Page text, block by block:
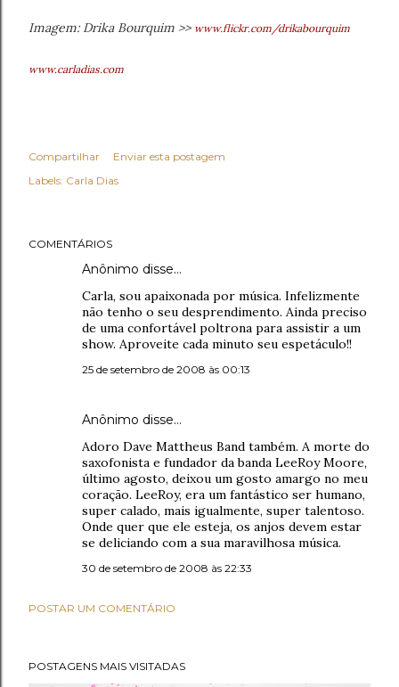
Imagem: Drika Bourquim >> www.flickr.com/drikabourquim
www.carladias.com
Compartilhar
Enviar esta postagem
Labels: Carla Dias
COMENTÁRIOS
Anônimo disse…
Carla, sou apaixonada por música. Infelizmente
não tenho o seu desprendimento. Ainda preciso
de uma confortável poltrona para assistir a um
show. Aproveite cada minuto seu espetáculo!!
25 de setembro de 2008 às 00:13
Anônimo disse…
Adoro Dave Mattheus Band também. A morte do
saxofonista e fundador da banda LeeRoy Moore,
último agosto, deixou um gosto amargo no meu
coração. LeeRoy, era um fantástico ser humano,
super calado, mais igualmente, super talentoso.
Onde quer que ele esteja, os anjos devem estar
se deliciando com a sua maravilhosa música.
30 de setembro de 2008 às 22:33
POSTAR UM COMENTÁRIO
POSTAGENS MAIS VISITADAS